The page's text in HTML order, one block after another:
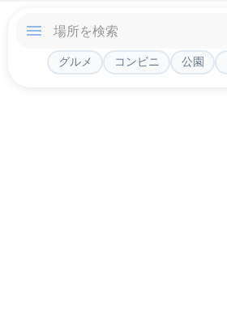
グルメ コンビニ 公園